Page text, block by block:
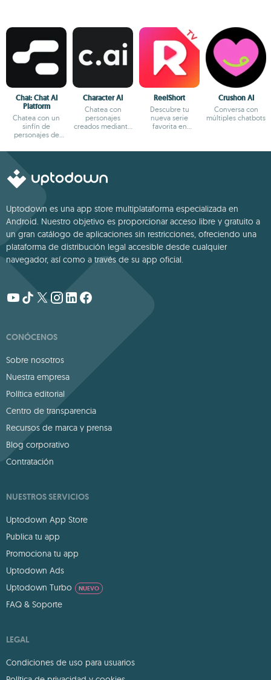
Chai: Chat AI
Platform
Chatea con un
sinfín de
personajes de
Character AI
Chatea con
personajes
creados mediante
ReelShort
Descubre tu
nueva serie
favorita en
Crushon AI
Conversa con
múltiples chatbots
Uptodown es una app store multiplataforma especializada en
Android. Nuestro objetivo es proporcionar acceso libre y gratuito a
un gran catálogo de aplicaciones sin restricciones, ofreciendo una
plataforma de distribución legal accesible desde cualquier
navegador, así como a través de su app oficial.
CONÓCENOS
Sobre nosotros
Nuestra empresa
Política editorial
Centro de transparencia
Recursos de marca y prensa
Blog corporativo
Contratación
NUESTROS SERVICIOS
Uptodown App Store
Publica tu app
Promociona tu app
Uptodown Ads
Uptodown Turbo
NUEVO
FAQ & Soporte
LEGAL
Condiciones de uso para usuarios